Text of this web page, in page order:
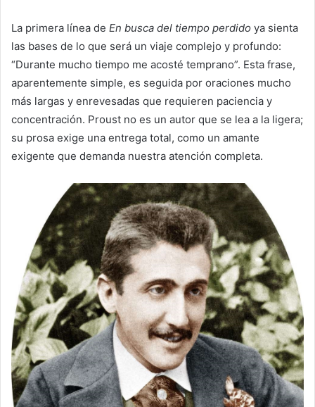
La primera línea de En busca del tiempo perdido ya sienta
las bases de lo que será un viaje complejo y profundo:
“Durante mucho tiempo me acosté temprano”. Esta frase,
aparentemente simple, es seguida por oraciones mucho
más largas y enrevesadas que requieren paciencia y
concentración. Proust no es un autor que se lea a la ligera;
su prosa exige una entrega total, como un amante
exigente que demanda nuestra atención completa.